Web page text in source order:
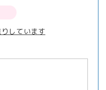
しています